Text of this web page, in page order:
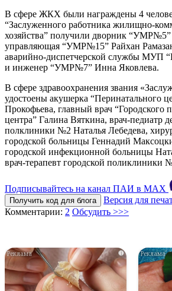
В сфере ЖКХ были награждены 4
“Заслуженного работника жилищно-
хозяйства” получили дворник
управляющая “УМР№15” Райхан
аварийно-диспетчерской службы МУП
и инженер “УМР№7” Инна Яковлева.
В сфере здравоохранения звания
удостоены акушерка “Перинатального
Прокофьева, главный врач “Городского
центра” Галина Вяткина, врач-педиатр
полклиники №2 Наталья Лебедева,
городской больницы Геннадий
городской инфекционной больницы
врач-терапевт городской поликлиники
Подписывайтесь на канал ПАИ в MAХ
Получить код для блога
Версия для
Комментарии: 2 Обсудить >>>
i